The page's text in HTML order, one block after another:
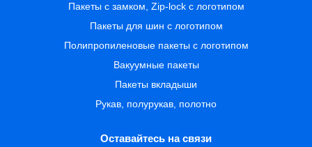
Пакеты с замком, Zip-lock с логотипом
Пакеты для шин с логотипом
Полипропиленовые пакеты с логотипом
Вакуумные пакеты
Пакеты вкладыши
Рукав, полурукав, полотно
Оставайтесь на связи